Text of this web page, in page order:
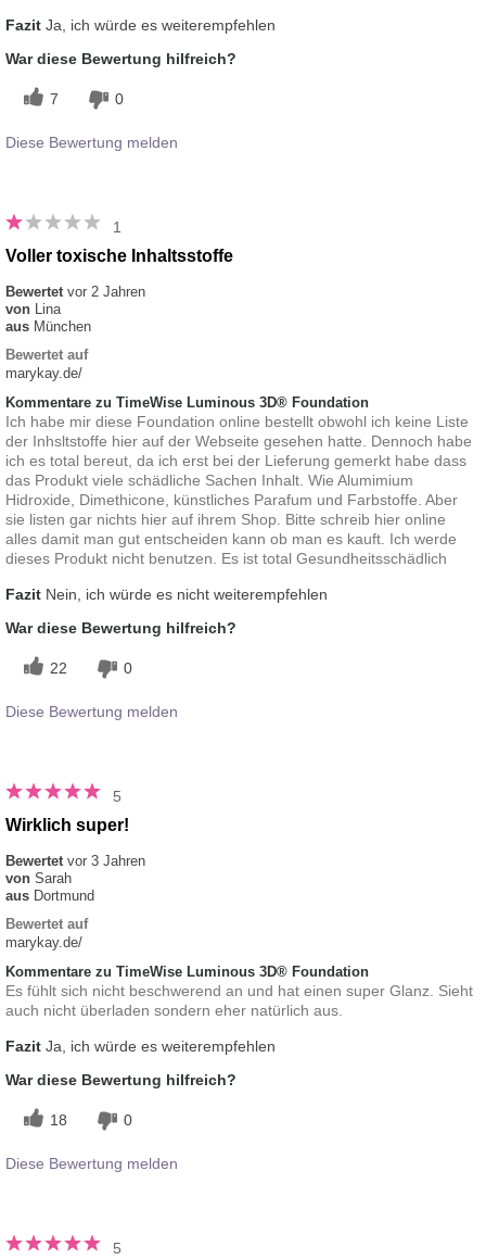
Fazit Ja, ich würde es weiterempfehlen
War diese Bewertung hilfreich?
7 0
Diese Bewertung melden
1
Voller toxische Inhaltsstoffe
Bewertet vor 2 Jahren
von Lina
aus München
Bewertet auf
marykay.de/
Kommentare zu TimeWise Luminous 3D® Foundation
Ich habe mir diese Foundation online bestellt obwohl ich keine Liste
der Inhsltstoffe hier auf der Webseite gesehen hatte. Dennoch habe
ich es total bereut, da ich erst bei der Lieferung gemerkt habe dass
das Produkt viele schädliche Sachen Inhalt. Wie Alumimium
Hidroxide, Dimethicone, künstliches Parafum und Farbstoffe. Aber
sie listen gar nichts hier auf ihrem Shop. Bitte schreib hier online
alles damit man gut entscheiden kann ob man es kauft. Ich werde
dieses Produkt nicht benutzen. Es ist total Gesundheitsschädlich
Fazit Nein, ich würde es nicht weiterempfehlen
War diese Bewertung hilfreich?
22 0
Diese Bewertung melden
5
Wirklich super!
Bewertet vor 3 Jahren
von Sarah
aus Dortmund
Bewertet auf
marykay.de/
Kommentare zu TimeWise Luminous 3D® Foundation
Es fühlt sich nicht beschwerend an und hat einen super Glanz. Sieht
auch nicht überladen sondern eher natürlich aus.
Fazit Ja, ich würde es weiterempfehlen
War diese Bewertung hilfreich?
18 0
Diese Bewertung melden
5